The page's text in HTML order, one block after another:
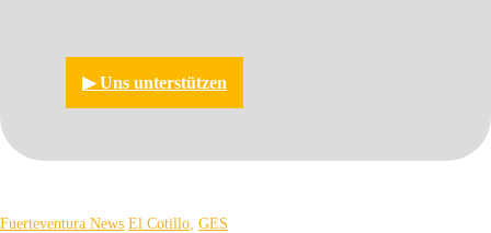
▶︎ Uns unterstützen
Fuerteventura News El Cotillo GES